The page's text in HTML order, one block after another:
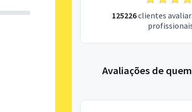
125226clientes
Avaliações de